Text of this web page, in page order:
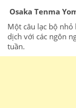
Osaka Tenma
Một câu lạc bộ nhỏ
dịch với các ngôn
tuần.